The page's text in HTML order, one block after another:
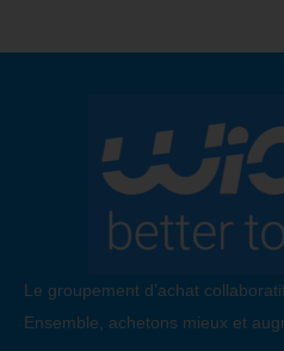
Le groupement d’achat
Ensemble, achetons mieux et